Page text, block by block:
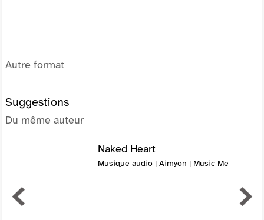
Autre format
Suggestions
Du même auteur
Naked Heart
Musique audio | Aimyon | Music Me